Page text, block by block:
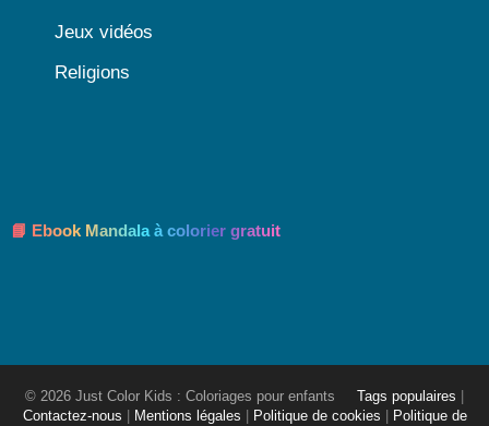
Jeux vidéos
Religions
📘 Ebook Mandala à colorier gratuit
© 2026 Just Color Kids : Coloriages pour enfants Tags populaires
Contactez-nous
Mentions légales Politique de cookies
Politique de